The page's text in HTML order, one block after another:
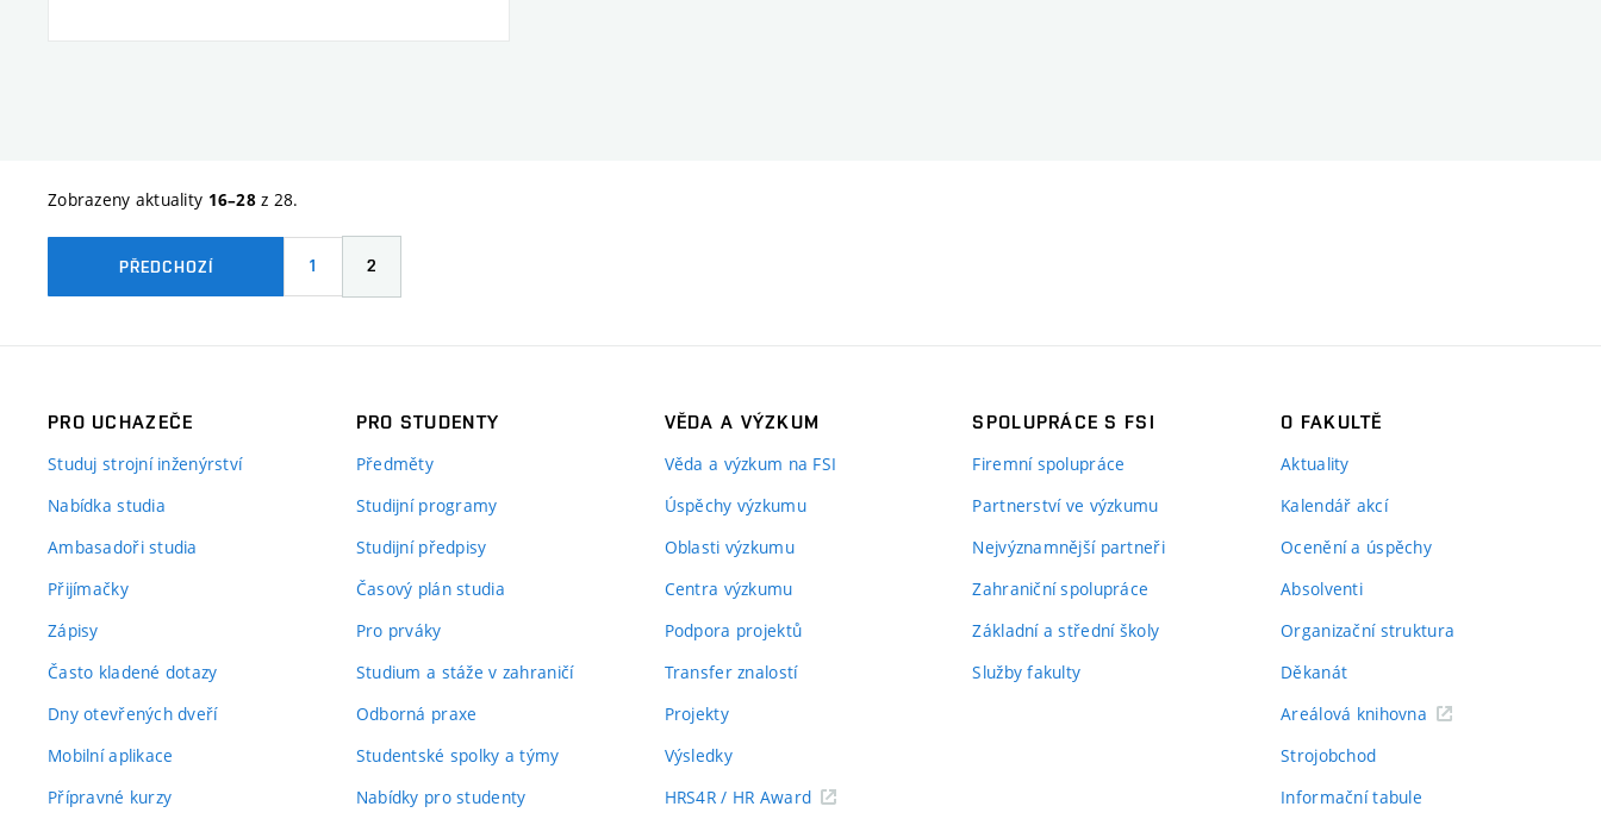
Zobrazeny aktuality 16–28 z 28.
PŘEDCHOZÍ 1 2
PRO UCHAZEČE
Studuj strojní inženýrství
Nabídka studia
Ambasadoři studia
Přijímačky
Zápisy
Často kladené dotazy
Dny otevřených dveří
Mobilní aplikace
Přípravné kurzy
PRO STUDENTY
Předměty
Studijní programy
Studijní předpisy
Časový plán studia
Pro prváky
Studium a stáže v zahraničí
Odborná praxe
Studentské spolky a týmy
Nabídky pro studenty
VĚDA A VÝZKUM
Věda a výzkum na FSI
Úspěchy výzkumu
Oblasti výzkumu
Centra výzkumu
Podpora projektů
Transfer znalostí
Projekty
Výsledky
HRS4R / HR Award
SPOLUPRÁCE S FSI
Firemní spolupráce
Partnerství ve výzkumu
Nejvýznamnější partneři
Zahraniční spolupráce
Základní a střední školy
Služby fakulty
O FAKULTĚ
Aktuality
Kalendář akcí
Ocenění a úspěchy
Absolventi
Organizační struktura
Děkanát
Areálová knihovna
Strojobchod
Informační tabule